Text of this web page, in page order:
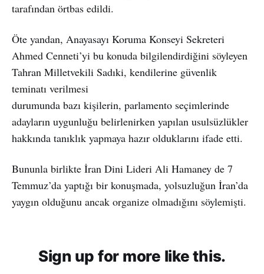
tarafından örtbas edildi.
Öte yandan, Anayasayı Koruma Konseyi Sekreteri
Ahmed Cenneti’yi bu konuda bilgilendirdiğini söyleyen
Tahran Milletvekili Sadıki, kendilerine güvenlik
teminatı verilmesi
durumunda bazı kişilerin, parlamento seçimlerinde
adayların uygunluğu belirlenirken yapılan usulsüzlükler
hakkında tanıklık yapmaya hazır olduklarını ifade etti.
Bununla birlikte İran Dini Lideri Ali Hamaney de 7
Temmuz’da yaptığı bir konuşmada, yolsuzluğun İran’da
yaygın olduğunu ancak organize olmadığını söylemişti.
Sign up for more like this.